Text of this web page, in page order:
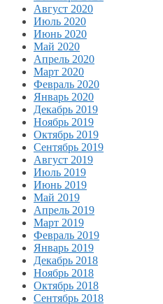
Август 2020
Июль 2020
Июнь 2020
Май 2020
Апрель 2020
Март 2020
Февраль 2020
Январь 2020
Декабрь 2019
Ноябрь 2019
Октябрь 2019
Сентябрь 2019
Август 2019
Июль 2019
Июнь 2019
Май 2019
Апрель 2019
Март 2019
Февраль 2019
Январь 2019
Декабрь 2018
Ноябрь 2018
Октябрь 2018
Сентябрь 2018